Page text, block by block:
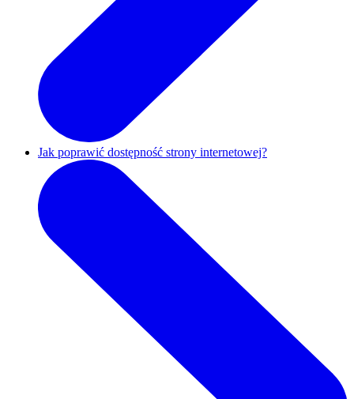
Jak poprawić dostępność strony internetowej?